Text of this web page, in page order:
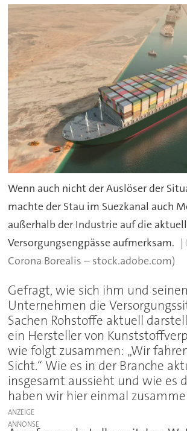
Wenn auch nicht der Auslöser der
machte der Stau im Suezkanal auch
außerhalb der Industrie auf die
Versorgungsengpässe aufmerksam.
Corona Borealis – stock.adobe.com)
Gefragt, wie sich ihm und
Unternehmen die
Sachen Rohstoffe aktuell
ein Hersteller von
wie folgt zusammen: „Wir
Sicht.“ Wie es in der Branche
insgesamt aussieht und wie es
haben wir hier einmal
ANZEIGE